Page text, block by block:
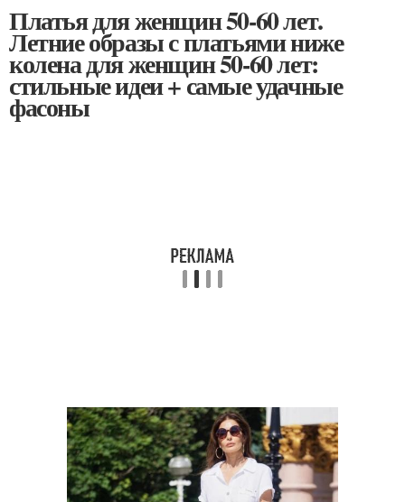
Платья для женщин 50-60 лет.
Летние образы с платьями ниже
колена для женщин 50-60 лет:
стильные идеи + самые удачные
фасоны